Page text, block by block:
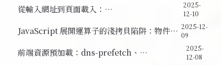
從輸入網址到頁面載入：
2025-
12-10
JavaScript 展開運算子的淺拷貝陷阱：物件參 2025-12-
09
前端資源預加載：dns-prefetch、
2025-
12-08